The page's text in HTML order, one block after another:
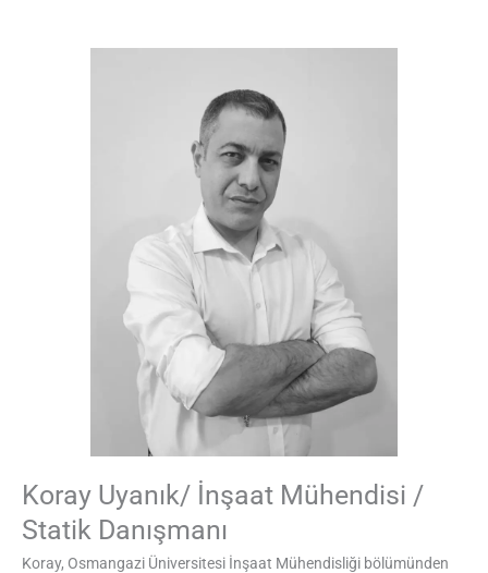
Koray Uyanık/ İnşaat Mühendisi /
Statik Danışmanı
Koray, Osmangazi Üniversitesi İnşaat Mühendisliği bölümünden